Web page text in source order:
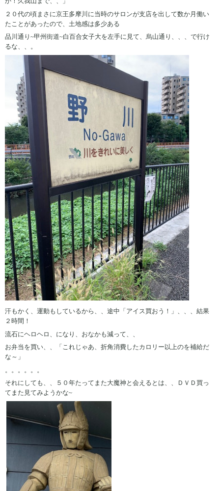
２０代の頃まさに京王多摩川に当時のサロンが支店を出して数か月働い
たことがあったので、土地感は多少ある
品川通り~甲州街道~白百合女子大を左手に見て、烏山通り、、、で行け
るな、、。
汗もかく、運動もしているから、、途中「アイス買おう！」、、、結果
２時間！
流石にヘロヘロ、になり、おなかも減って、、
お弁当を買い、、「これじゃあ、折角消費したカロリー以上のを補給だ
な～」
。。。。。。
それにしても、、５０年たってまた大魔神と会えるとは、、ＤＶＤ買っ
てまた見てみようかな~